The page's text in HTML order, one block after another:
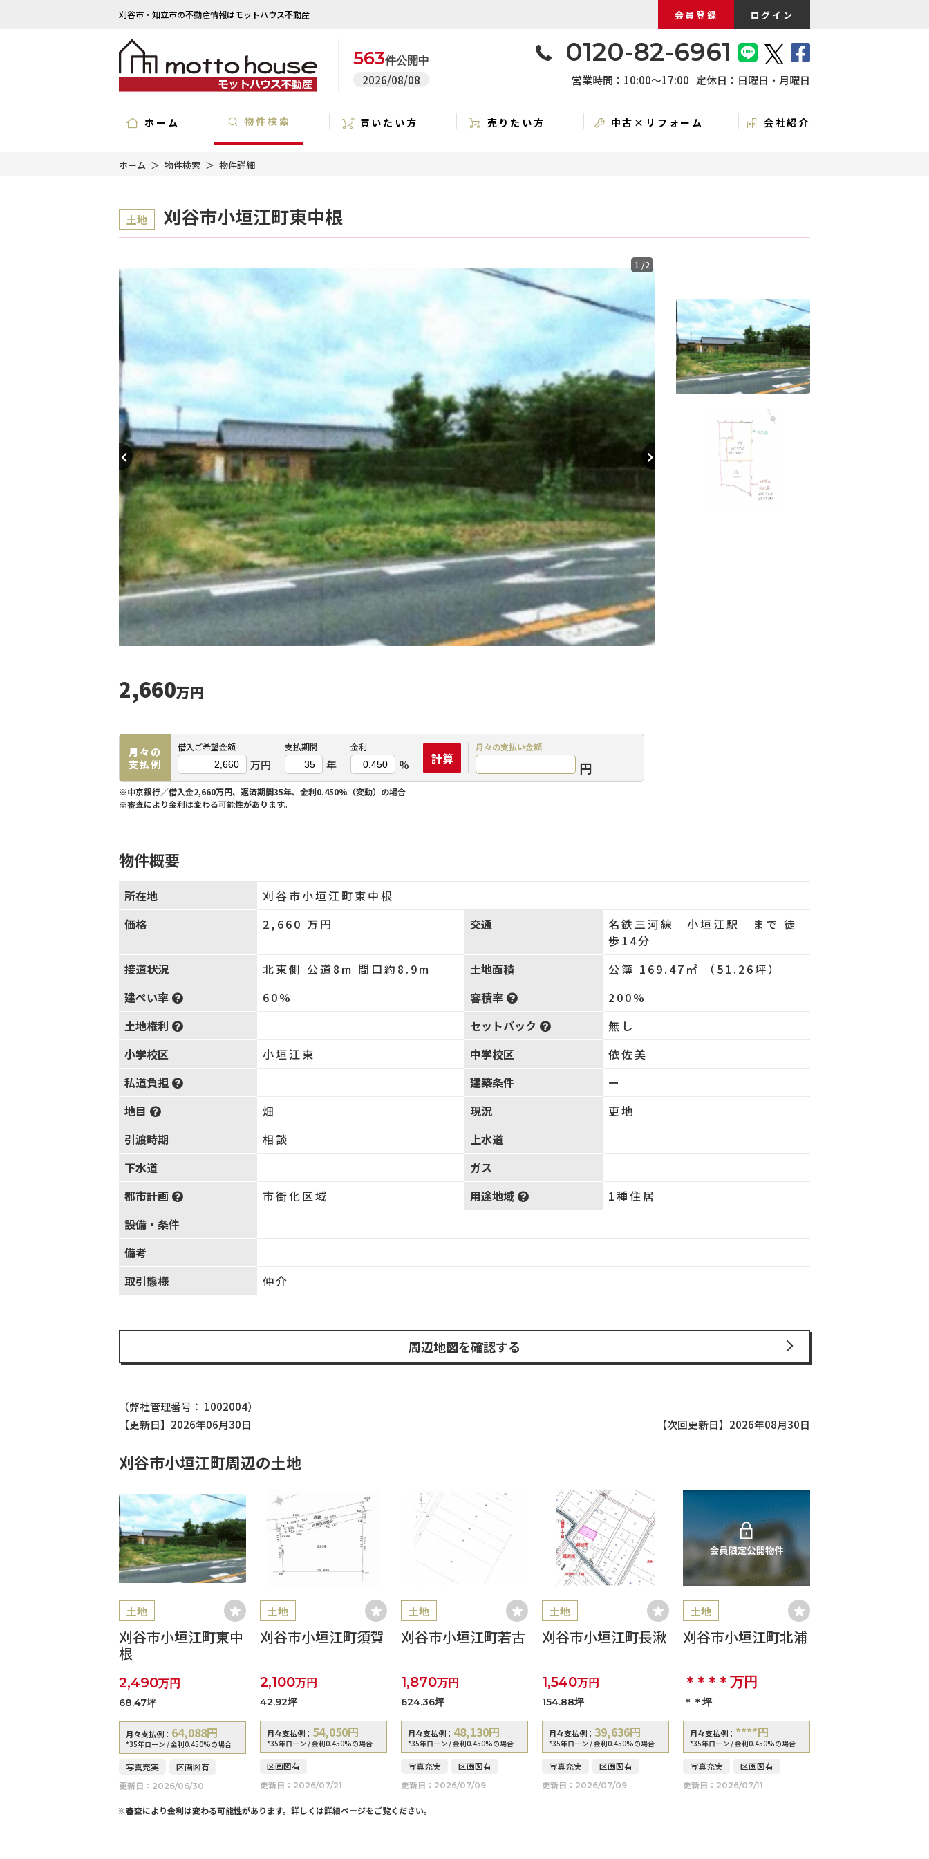
刈谷市・知立市の不動産情報はモットハウス不動産 会員登録 ログイン
563件公開中
2026/08/08
0120-82-6961
営業時間：10:00〜17:00 定休日：日曜日・月曜日
ホーム 物件検索 買いたい方 売りたい方 中古×リフォーム 会社紹介
ホーム 物件検索 物件詳細
土地 刈谷市小垣江町東中根
1 /2
2,660万円
月々の
支払例
借入ご希望金額
万円
支払期間
年
金利
% 計算
月々の支払い金額
円
※中京銀行／借入金2,660万円、返済期間35年、金利0.450%（変動）の場合
※審査により金利は変わる可能性があります。
物件概要
所在地
刈谷市小垣江町東中根
価格
2,660 万円 交通
名鉄三河線 小垣江駅 まで 徒
歩14分
接道状況
北東側 公道8m 間口約8.9m 土地面積
公簿 169.47㎡ （51.26坪）
建ぺい率
60% 容積率
200%
土地権利
セットバック
無し
小学校区
小垣江東 中学校区
依佐美
私道負担
建築条件
ー
地目
畑 現況
更地
引渡時期
相談
上水道
下水道
ガス
都市計画
市街化区域 用途地域
1種住居
設備・条件
備考
取引態様
仲介
周辺地図を確認する
（弊社管理番号： 1002004）
【更新日】2026年06月30日
【次回更新日】2026年08月30日
刈谷市小垣江町周辺の土地
土地
刈谷市小垣江町東中
根
2,490万円
68.47坪
月々支払例： 64,088円
*35年ローン / 金利0.450%の場合
写真充実
区画図有
更新日： 2026/06/30
土地
刈谷市小垣江町須賀
2,100万円
42.92坪
月々支払例： 54,050円
*35年ローン / 金利0.450%の場合
区画図有
更新日： 2026/07/21
土地
刈谷市小垣江町若古
1,870万円
624.36坪
月々支払例： 48,130円
*35年ローン / 金利0.450%の場合
写真充実
区画図有
更新日： 2026/07/09
土地
刈谷市小垣江町長湫
1,540万円
154.88坪
月々支払例： 39,636円
*35年ローン / 金利0.450%の場合
写真充実
区画図有
更新日： 2026/07/09
土地
刈谷市小垣江町北浦
＊＊＊＊ 万円
＊＊坪
月々支払例： ****円
*35年ローン / 金利0.450%の場合
写真充実
区画図有
更新日： 2026/07/11
※審査により金利は変わる可能性があります。 詳しくは詳細ページをご覧ください。